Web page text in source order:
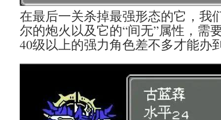
在最后一关杀掉最强形态的它，我
尔的炮火以及它的“间无”属性，需
40级以上的强力角色差不多才能办